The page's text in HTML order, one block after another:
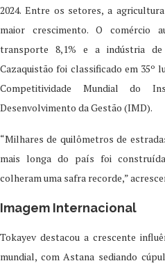
2024. Entre os setores, a
maior crescimento. O comércio
transporte 8,1% e a indústria de
Cazaquistão foi classificado em 35º
Competitividade Mundial do
Desenvolvimento da Gestão (IMD).
“Milhares de quilômetros de
mais longa do país foi
colheram uma safra recorde,”
Imagem Internacional
Tokayev destacou a crescente
mundial, com Astana sediando